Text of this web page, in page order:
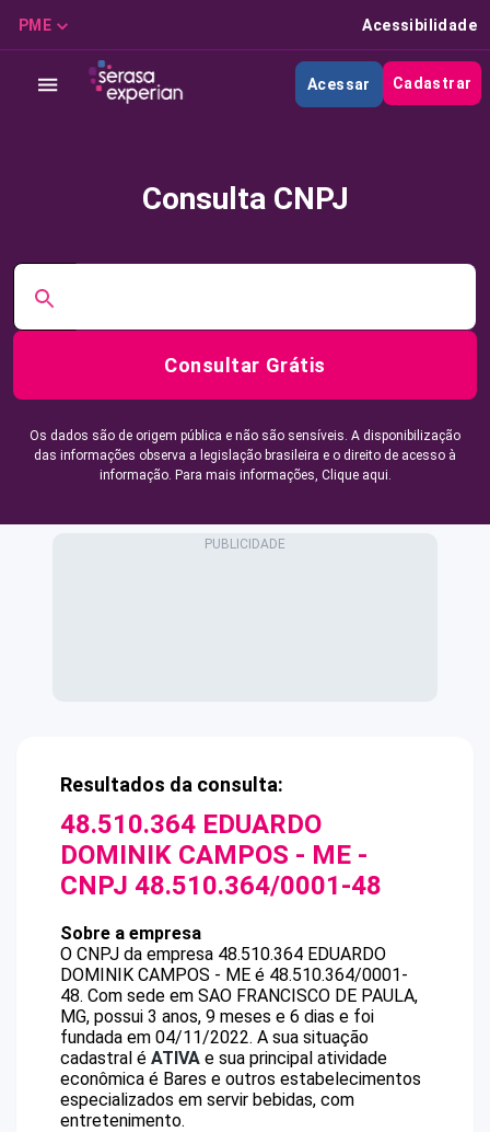
PME Acessibilidade
Acessar Cadastrar
Consulta CNPJ
Consultar Grátis
Os dados são de origem pública e não são sensíveis. A disponibilização
das informações observa a legislação brasileira e o direito de acesso à
informação. Para mais informações, Clique aqui.
Resultados da consulta:
48.510.364 EDUARDO
DOMINIK CAMPOS - ME -
CNPJ 48.510.364/0001-48
Sobre a empresa
O CNPJ da empresa 48.510.364 EDUARDO
DOMINIK CAMPOS - ME é 48.510.364/0001-
48. Com sede em SAO FRANCISCO DE PAULA,
MG, possui 3 anos, 9 meses e 6 dias e foi
fundada em 04/11/2022. A sua situação
cadastral é ATIVA e sua principal atividade
econômica é Bares e outros estabelecimentos
especializados em servir bebidas, com
entretenimento.